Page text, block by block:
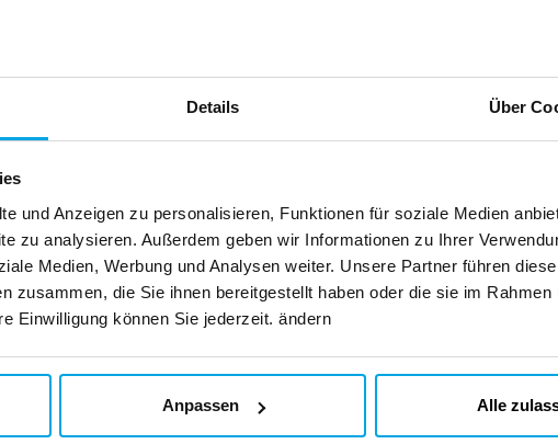
Details Über
und Anzeigen zu personalisieren, Funktionen für soziale Medien
zu analysieren. Außerdem geben wir Informationen zu Ihrer
Medien, Werbung und Analysen weiter. Unsere Partner führen
zusammen, die Sie ihnen bereitgestellt haben oder die sie im Rahmen
Einwilligung können Sie jederzeit. ändern
Anpassen Alle